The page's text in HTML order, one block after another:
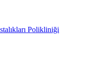
Polikliniği